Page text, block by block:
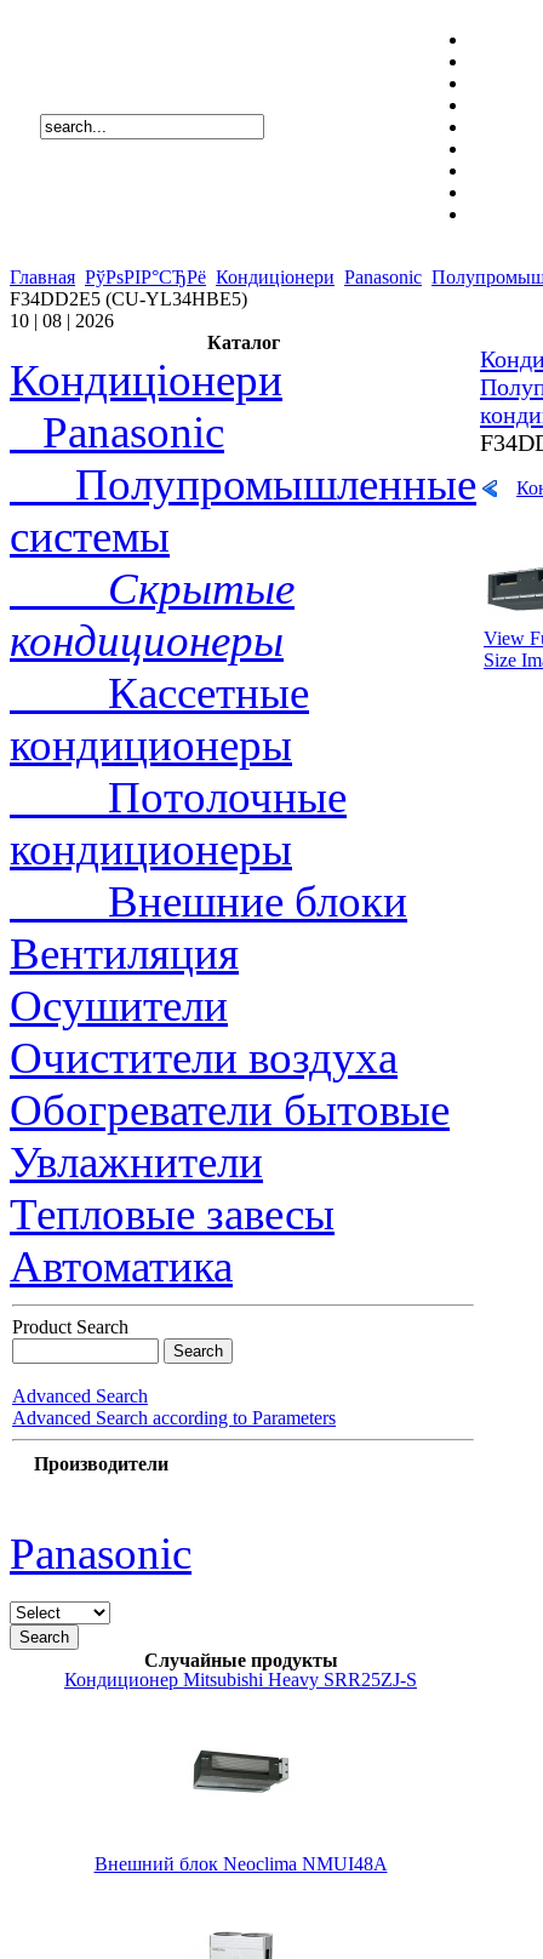
Главная РўРѕРІР°СЂРё Кондиціонери Panasonic
F34DD2E5 (CU-YL34HBE5)
10 | 08 | 2026
Каталог
Кондиціонери
Panasonic
Полупромышленные
системы
Скрытые
кондиционеры
Кассетные
кондиционеры
Потолочные
кондиционеры
Внешние блоки
Вентиляция
Осушители
Очистители воздуха
Обогреватели бытовые
Увлажнители
Тепловые завесы
Автоматика
Product Search
Advanced Search
Advanced Search according to Parameters
Производители
Panasonic
Случайные продукты
Кондиционер Mitsubishi Heavy SRR25ZJ-S
Внешний блок Neoclima NMUI48A
View
Size